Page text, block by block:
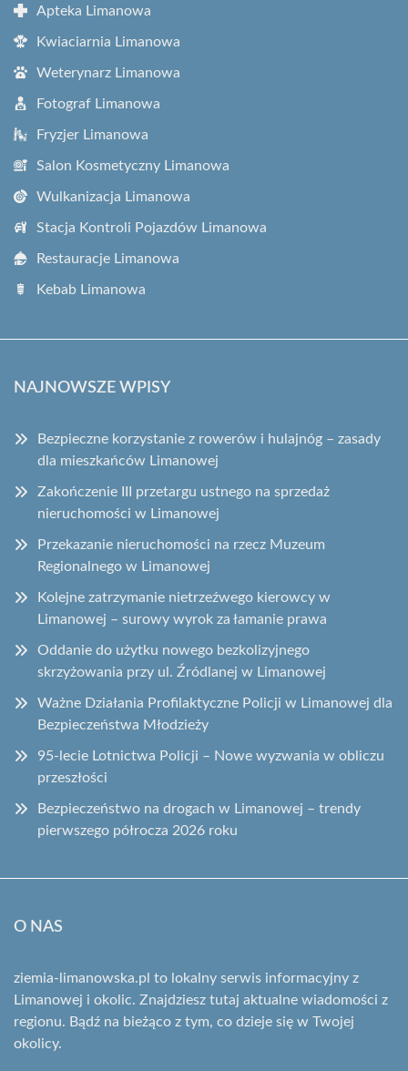
Apteka Limanowa
Kwiaciarnia Limanowa
Weterynarz Limanowa
Fotograf Limanowa
Fryzjer Limanowa
Salon Kosmetyczny Limanowa
Wulkanizacja Limanowa
Stacja Kontroli Pojazdów Limanowa
Restauracje Limanowa
Kebab Limanowa
NAJNOWSZE WPISY
Bezpieczne korzystanie z rowerów i hulajnóg – zasady
dla mieszkańców Limanowej
Zakończenie III przetargu ustnego na sprzedaż
nieruchomości w Limanowej
Przekazanie nieruchomości na rzecz Muzeum
Regionalnego w Limanowej
Kolejne zatrzymanie nietrzeźwego kierowcy w
Limanowej – surowy wyrok za łamanie prawa
Oddanie do użytku nowego bezkolizyjnego
skrzyżowania przy ul. Źródlanej w Limanowej
Ważne Działania Profilaktyczne Policji w Limanowej dla
Bezpieczeństwa Młodzieży
95-lecie Lotnictwa Policji – Nowe wyzwania w obliczu
przeszłości
Bezpieczeństwo na drogach w Limanowej – trendy
pierwszego półrocza 2026 roku
O NAS
ziemia-limanowska.pl to lokalny serwis informacyjny z
Limanowej i okolic. Znajdziesz tutaj aktualne wiadomości z
regionu. Bądź na bieżąco z tym, co dzieje się w Twojej
okolicy.